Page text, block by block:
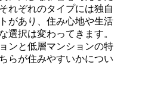
れぞれのタイプには独自
があり、住み心地や生活
選択は変わってきます。
ンと低層マンションの特
らが住みやすいかについ